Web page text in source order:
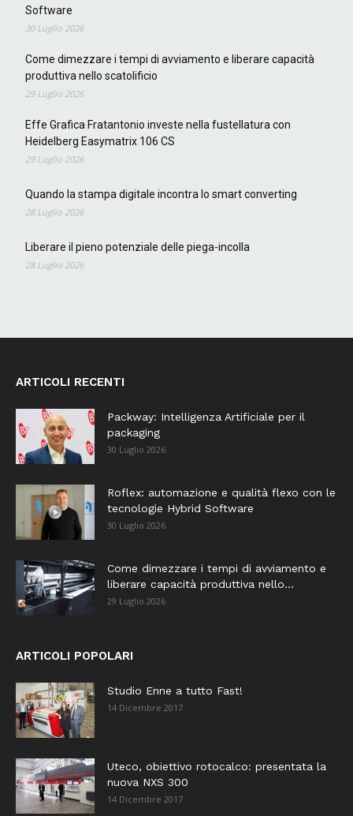
Software
30 Luglio 2026
Come dimezzare i tempi di avviamento e liberare capacità
produttiva nello scatolificio
29 Luglio 2026
Effe Grafica Fratantonio investe nella fustellatura con
Heidelberg Easymatrix 106 CS
29 Luglio 2026
Quando la stampa digitale incontra lo smart converting
28 Luglio 2026
Liberare il pieno potenziale delle piega-incolla
28 Luglio 2026
ARTICOLI RECENTI
Packway: Intelligenza Artificiale per il
packaging
30 Luglio 2026
Roflex: automazione e qualità flexo con le
tecnologie Hybrid Software
30 Luglio 2026
Come dimezzare i tempi di avviamento e
liberare capacità produttiva nello...
29 Luglio 2026
ARTICOLI POPOLARI
Studio Enne a tutto Fast!
14 Dicembre 2017
Uteco, obiettivo rotocalco: presentata la
nuova NXS 300
14 Dicembre 2017